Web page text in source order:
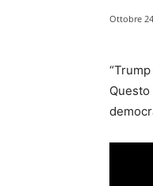
Ottobre